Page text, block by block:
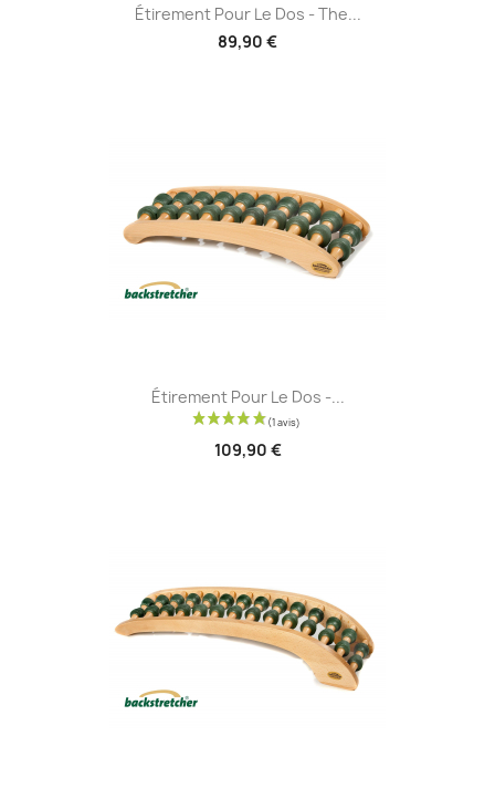
Étirement Pour Le Dos - The...
89,90 €
Étirement Pour Le Dos -...
109,90 €